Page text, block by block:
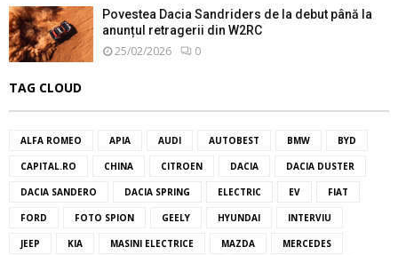
Povestea Dacia Sandriders de la debut până la
anunțul retragerii din W2RC
25/02/2026 0
TAG CLOUD
ALFA ROMEO APIA AUDI AUTOBEST BMW BYD
CAPITAL.RO CHINA CITROEN DACIA DACIA DUSTER
DACIA SANDERO DACIA SPRING ELECTRIC EV FIAT
FORD FOTO SPION GEELY HYUNDAI INTERVIU
JEEP KIA MASINI ELECTRICE MAZDA MERCEDES